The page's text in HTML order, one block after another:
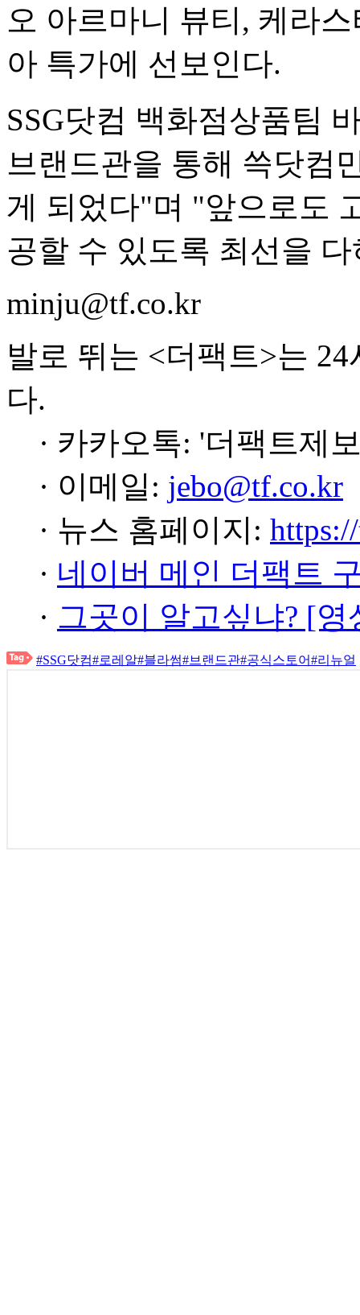
오 아르마니 뷰티, 케라
아 특가에 선보인다.
SSG닷컴 백화점상품팀
브랜드관을 통해 쓱닷컴
게 되었다"며 "앞으로도
공할 수 있도록 최선을
minju@tf.co.kr
발로 뛰는 <더팩트>는
다.
· 카카오톡: '더팩트제
· 이메일: jebo@tf.co.kr
· 뉴스 홈페이지:
· 네이버 메인 더팩트
· 그곳이 알고싶냐? [
#SSG닷컴#로레알#블라썸#브랜드관#공식스토어#리뉴얼